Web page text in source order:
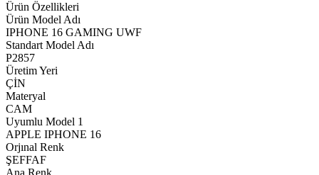
Ürün Özellikleri
Ürün Model Adı
IPHONE 16 GAMING UWF
Standart Model Adı
P2857
Üretim Yeri
ÇİN
Materyal
CAM
Uyumlu Model 1
APPLE IPHONE 16
Orjınal Renk
ŞEFFAF